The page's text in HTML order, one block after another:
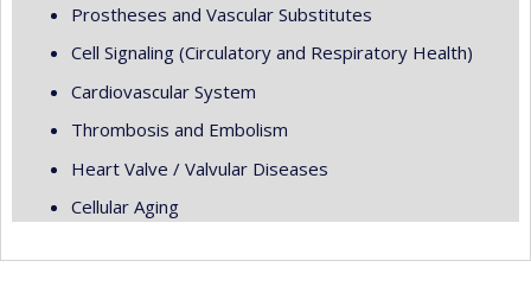
Prostheses and Vascular Substitutes
Cell Signaling (Circulatory and Respiratory Health)
Cardiovascular System
Thrombosis and Embolism
Heart Valve / Valvular Diseases
Cellular Aging